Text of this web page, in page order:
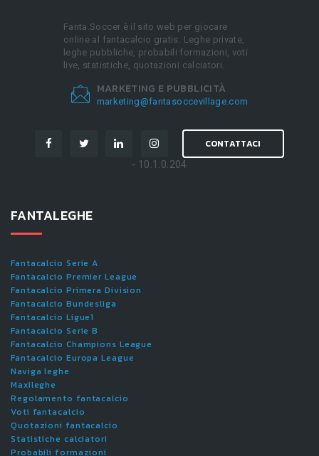
Fanta.Soccer è il sito web per giocare
online al fantacalcio gratis. Leghe private,
leghe pubbliche, probabili formazioni, voti
live, statistiche, quotazioni calciatori.
MARKETING E PUBBLICITÀ
marketing@fantasoccevillage.com
CONTATTACI
- 10.1.0.204
FANTALEGHE
Fantacalcio Serie A
Fantacalcio Premier League
Fantacalcio Primera Division
Fantacalcio Bundesliga
Fantacalcio Ligue1
Fantacalcio Serie B
Fantacalcio Champions League
Fantacalcio Europa League
Naviga leghe
Maxileghe
Regolamento fantacalcio
Voti fantacalcio
Quotazioni fantacalcio
Statistiche calciatori
Probabili formazioni